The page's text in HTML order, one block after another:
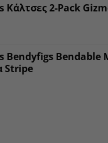
Κάλτσες 2-Pack
Bendyfigs Bendable
Stripe